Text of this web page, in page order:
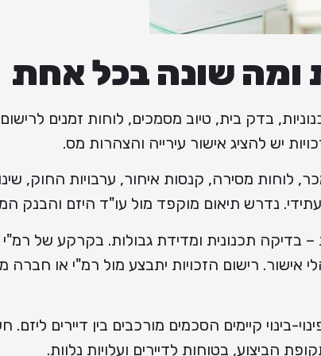
ומה שונה בכל אחת
בדק בית, טיוב מסמכים, לוחות זמנים לרישום
יש להציג אישור עירייה והצהרות מס.
לוחות מסירה, קנסות איחור, ערבויות החוק,
נדרש תיאום מוקפד מול עו"ד היזם והבנק
בדיקה תכנונית ומדידת גבולות. בקרקע של
אישור. רישום הזכויות יתבצע מול רמ"י או חברה
של תמ"א 38 או פינוי-בינוי קיימים הסכמים מורכבים בין דיירים
הביצוע, בטוחות לדיירים ועלויות נלוות.